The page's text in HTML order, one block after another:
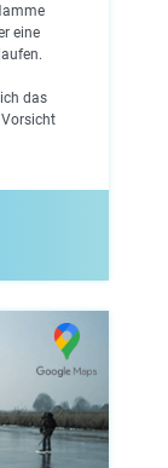
eine
das